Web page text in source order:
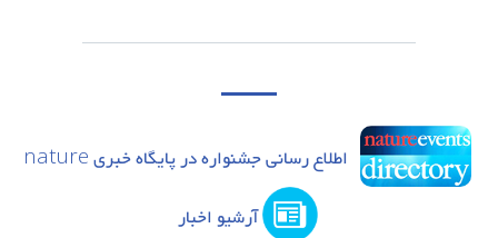
اطلاع رسانی جشنواره در پایگاه خبری nature
آرشیو اخبار